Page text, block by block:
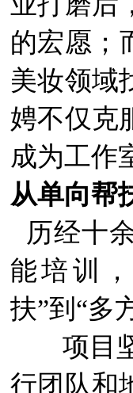
的宏愿；
美妆领域
娉不仅克
成为工作
从单向帮
历经十
能培训
扶”到“多
项目
行团队和